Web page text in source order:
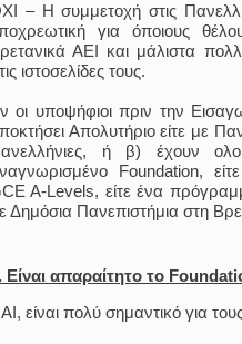
– Η συμμετοχή στις
για όποιους
ΑΕΙ και μάλιστα
ιστοσελίδες τους.
οι υποψήφιοι πριν την
Απολυτήριο είτε με
ή β) έχουν
Foundation,
A-Levels, είτε ένα
Δημόσια Πανεπιστήμια στη
Είναι απαραίτητο το
είναι πολύ σημαντικό για